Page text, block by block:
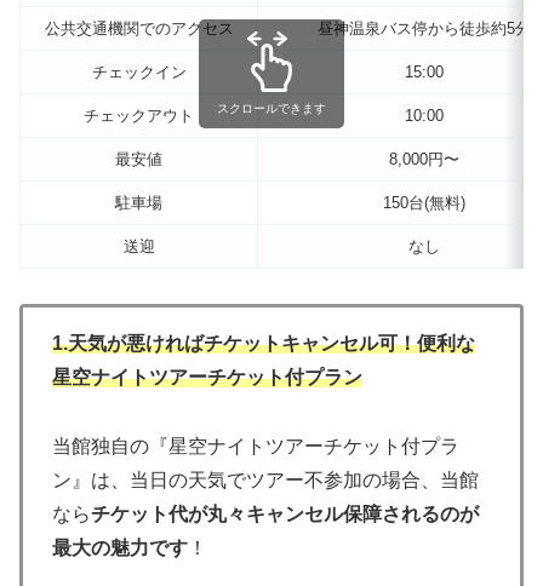
公共交通機関でのアクセス 昼神温泉バス停から徒歩約5分
チェックイン 15:00
チェックアウト 10:00
最安値 8,000円〜
駐車場 150台(無料)
送迎 なし
スクロールできます
1.天気が悪ければチケットキャンセル可！便利な
星空ナイトツアーチケット付プラン
当館独自の『星空ナイトツアーチケット付プラ
ン』は、当日の天気でツアー不参加の場合、当館
ならチケット代が丸々キャンセル保障されるのが
最大の魅力です ！